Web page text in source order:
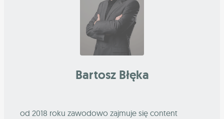
Bartosz Błęka
od 2018 roku zawodowo zajmuje się content